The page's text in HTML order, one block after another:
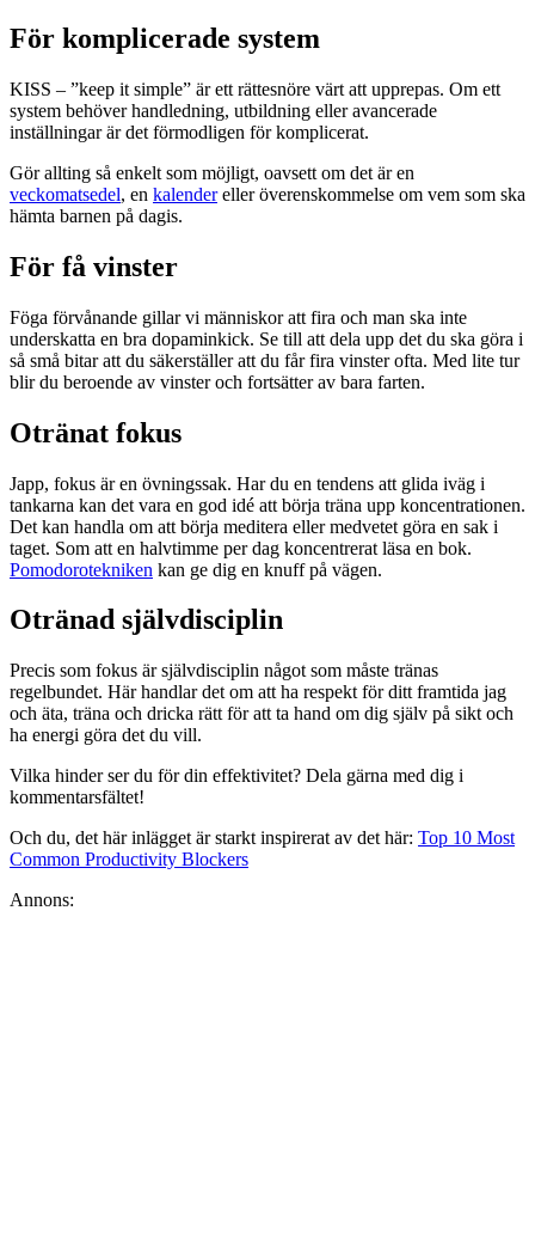
För komplicerade system
KISS – ”keep it simple” är ett rättesnöre värt att upprepas. Om ett
system behöver handledning, utbildning eller avancerade
inställningar är det förmodligen för komplicerat.
Gör allting så enkelt som möjligt, oavsett om det är en
veckomatsedel, en kalendereller överenskommelse om vem som ska
hämta barnen på dagis.
För få vinster
Föga förvånande gillar vi människor att fira och man ska inte
underskatta en bra dopaminkick. Se till att dela upp det du ska göra i
så små bitar att du säkerställer att du får fira vinster ofta. Med lite tur
blir du beroende av vinster och fortsätter av bara farten.
Otränat fokus
Japp, fokus är en övningssak. Har du en tendens att glida iväg i
tankarna kan det vara en god idé att börja träna upp koncentrationen.
Det kan handla om att börja meditera eller medvetet göra en sak i
taget. Som att en halvtimme per dag koncentrerat läsa en bok.
Pomodorotekniken kan ge dig en knuff på vägen.
Otränad självdisciplin
Precis som fokus är självdisciplin något som måste tränas
regelbundet. Här handlar det om att ha respekt för ditt framtida jag
och äta, träna och dricka rätt för att ta hand om dig själv på sikt och
ha energi göra det du vill.
Vilka hinder ser du för din effektivitet? Dela gärna med dig i
kommentarsfältet!
Och du, det här inlägget är starkt inspirerat av det här: Top 10 Most
Common Productivity Blockers
Annons: